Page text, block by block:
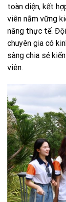
toàn diện, kết
viên nắm vững
năng thực tế.
chuyên gia có
sàng chia sẻ
viên.